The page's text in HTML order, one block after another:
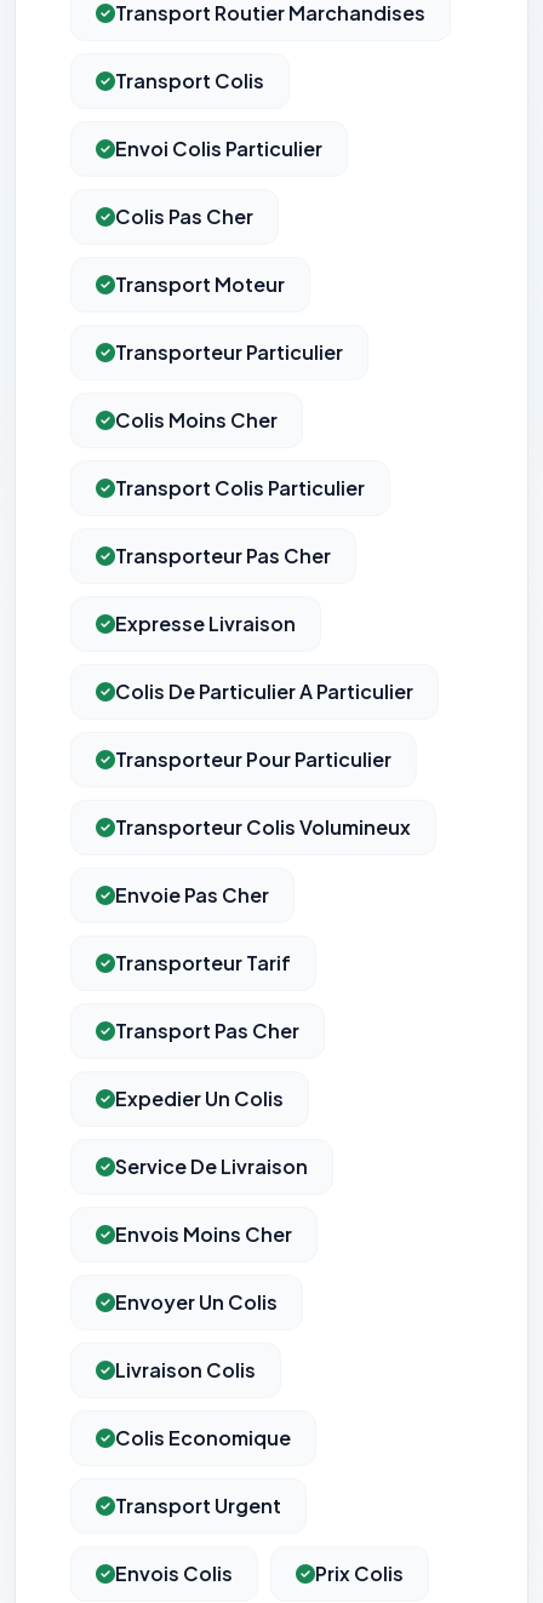
Transport Routier Marchandises
Transport Colis
Envoi Colis Particulier
Colis Pas Cher
Transport Moteur
Transporteur Particulier
Colis Moins Cher
Transport Colis Particulier
Transporteur Pas Cher
Expresse Livraison
Colis De Particulier A Particulier
Transporteur Pour Particulier
Transporteur Colis Volumineux
Envoie Pas Cher
Transporteur Tarif
Transport Pas Cher
Expedier Un Colis
Service De Livraison
Envois Moins Cher
Envoyer Un Colis
Livraison Colis
Colis Economique
Transport Urgent
Envois Colis Prix Colis
Cookies essentiels TOUJOURS ACTIF
Nécessaires au fonctionnement du site : session, sécurité,